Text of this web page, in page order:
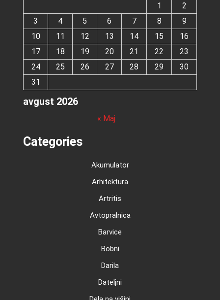
avgust 2026
1
2
3
4 5 6 7 8
9
10
11 12 13 14 15
16
17
18 19 20 21 22
23
24
25 26 27 28 29
30
31
« Maj
Categories
Akumulator
Arhitektura
Artritis
Avtopralnica
Barvice
Bobni
Darila
Dateljni